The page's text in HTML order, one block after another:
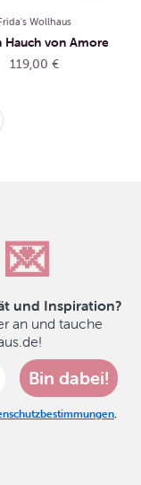
Wollhaus
Hauch von Amore
Angebot
119,00 €
und Inspiration?
an und tauche
Bin dabei!
.